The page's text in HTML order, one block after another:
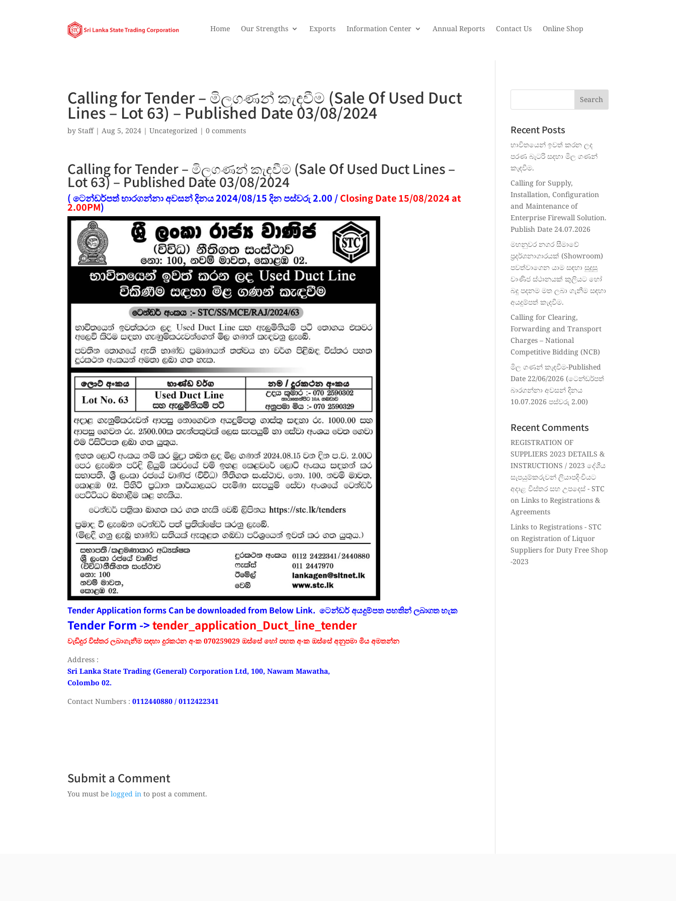
Home Our Strengths Exports Information Center Annual Reports Contact Us Online Shop
Calling for Tender – මිලගණන් කැඳවීම (Sale Of Used Duct
Lines – Lot 63) – Published Date 03/08/2024
byStaff| Aug 5, 2024 |Uncategorized |0 comments
Calling for Tender – මිලගණන් කැඳවීම (Sale Of Used Duct Lines –
Lot 63) – Published Date 03/08/2024
( ටෙන්ඩර්පත් භාරගන්නා අවසන් දිනය 2024/08/15 දින පස්වරු 2.00 /Closing Date 15/08/2024 at
2.00PM)
Tender Application forms Can be downloaded from Below Link. ටෙන්ඩර්අයදුම්පතපහතින් ලබාගත හැක
Tender Form ->tender_application_Duct_line_tender
වැඩිදුර විස්තර ලබාගැනීම සඳහා දුරකථන අංක 070259029 ඔස්සේ හෝ පහත අංක ඔස්සේ අනුපමා මිය අමතන්න
Address :
Sri Lanka State Trading (General) Corporation Ltd, 100, Nawam Mawatha,
Colombo 02.
Contact Numbers :0112440880 / 0112422341
Submit a Comment
You must belogged in to post a comment.
Recent Posts
භාවිතයෙන් ඉවත් කරන ලද
පරණ බැටරි සදහා මිල ගණන්
කැඳවීම.
Calling for Supply,
Installation, Configuration
and Maintenance of
Enterprise Firewall Solution.
Publish Date 24.07.2026
මහනුවර නගර සීමාවේ
ප්‍රදර්ශනාගාරයක් (Showroom)
පවත්වාගෙන යාම සඳහා සුදුසු
වාණිජ ස්ථානයක් කුලියට හෝ
බදු පදනම මත ලබා ගැනීම සඳහා
අයදුම්පත් කැදවීම.
Calling for Clearing,
Forwarding and Transport
Charges – National
Competitive Bidding (NCB)
මිල ගණන් කැඳවීම-Published
Date 22/06/2026 (ටෙන්ඩර්පත්
බාරගන්නා අවසන් දිනය
10.07.2026 පස්වරු 2.00)
Recent Comments
REGISTRATION OF
SUPPLIERS 2023 DETAILS &
INSTRUCTIONS / 2023 දේශීය
සැපයුම්කරුවන් ලියාපදිංචියට
අදාළ විස්තර සහ උපදෙස් - STC
onLinks to Registrations &
Agreements
Links to Registrations - STC
onRegistration of Liquor
Suppliers for Duty Free Shop
-2023